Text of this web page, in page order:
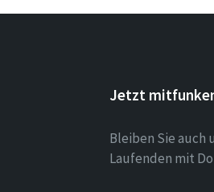
Jetzt
Bleiben Sie auch
Laufenden mit